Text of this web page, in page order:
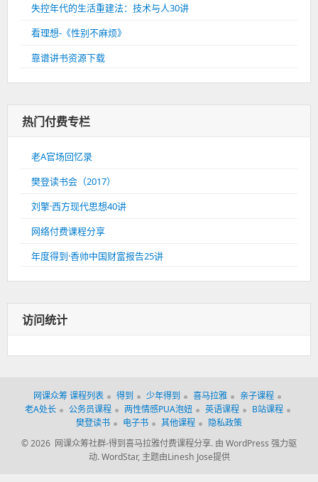
失控年代的生活重建法：技术与人30讲
看理想-《性别不麻烦》
靠谱讲书资源下载
热门付费专栏
老A官场回忆录
樊登读书会（2017）
刘擎·西方现代思想40讲
网络付费课程分享
年度得到·香帅中国财富报告25讲
访问统计
网课众筹 课程列表 得到 少年得到 喜马拉雅
亲子课程
老A处长
公务员课程 两性情感PUA泡妞 英语课程
B站课程
樊登读书
电子书 其他课程
隐私政策
© 2026 网课众筹社群-得到喜马拉雅付费课程分享. 由 WordPress 强力驱
动. WordStar, 主题由Linesh Jose提供